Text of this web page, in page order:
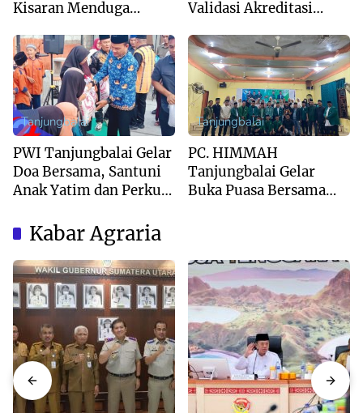
Kisaran Menduga
Bentuk PHK
Terselebung
Validasi Akreditasi
BAN-PDM Tahun 2026
Tanjungbalai
PWI Tanjungbalai Gelar
Doa Bersama, Santuni
Anak Yatim dan Perkuat
Forkopimda
Tanjungbalai
PC. HIMMAH
Tanjungbalai Gelar
Buka Puasa Bersama
Kabar Agraria